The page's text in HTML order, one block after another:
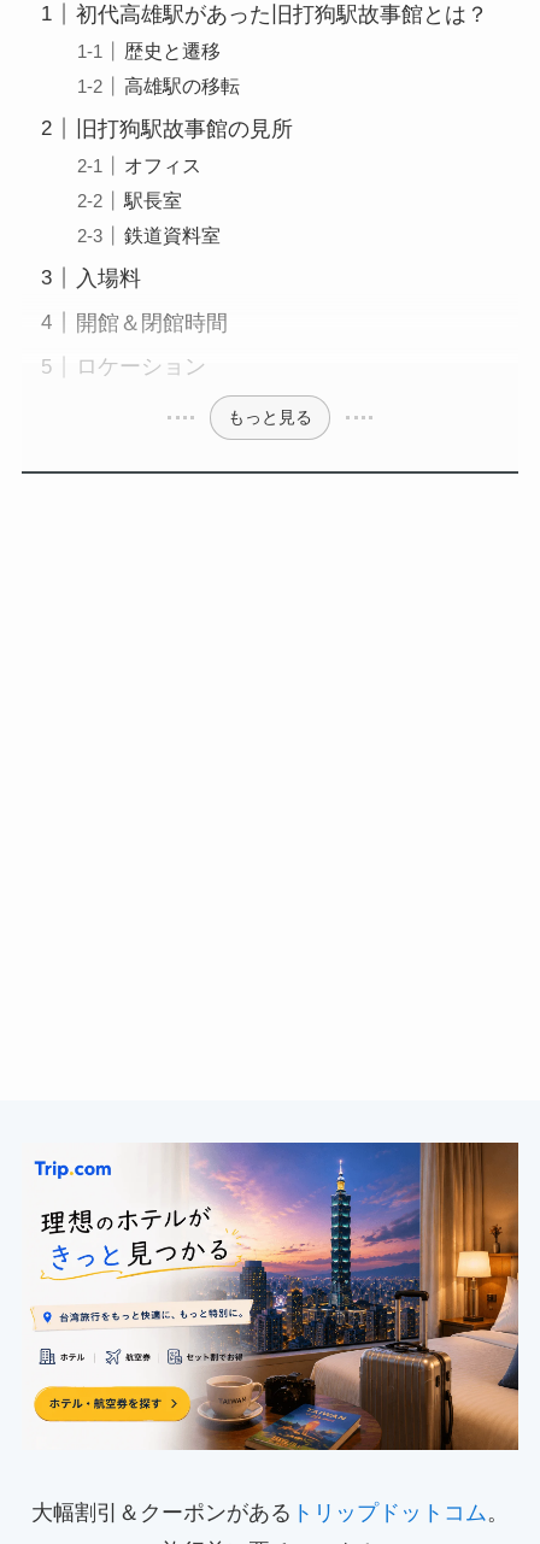
初代高雄駅があった旧打狗駅故事館とは？
歴史と遷移
高雄駅の移転
旧打狗駅故事館の見所
オフィス
駅長室
鉄道資料室
入場料
開館＆閉館時間
ロケーション
もっと見る
大幅割引＆クーポンがある トリップドットコム 。